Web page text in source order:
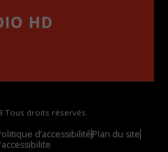
HD
Tous droits réservés.
d’accessibilitéPlan du site